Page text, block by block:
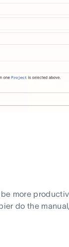
more
do the